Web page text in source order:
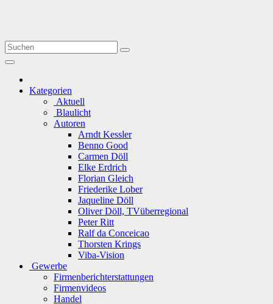
Kategorien
Aktuell
Blaulicht
Autoren
Arndt Kessler
Benno Good
Carmen Döll
Elke Erdrich
Florian Gleich
Friederike Lober
Jaqueline Döll
Oliver Döll, TVüberregional
Peter Ritt
Ralf da Conceicao
Thorsten Krings
Viba-Vision
Gewerbe
Firmenberichterstattungen
Firmenvideos
Handel